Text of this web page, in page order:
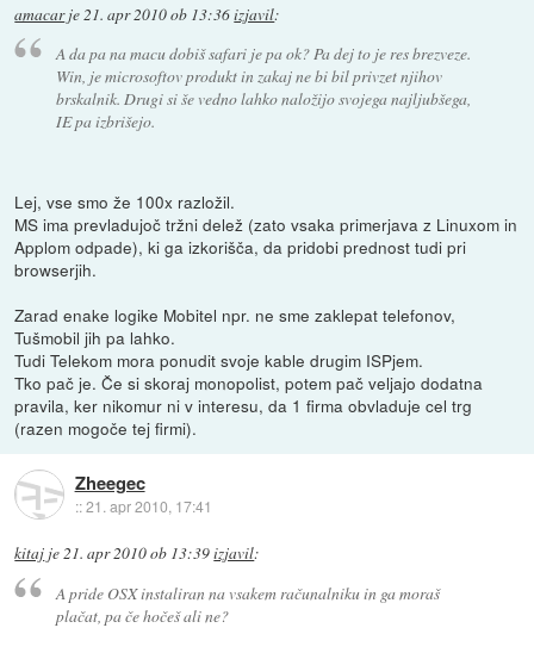
amacarje21. apr 2010 ob 13:36izjavil:
A da pa na macu dobiš safari je pa ok? Pa dej to je res brezveze.
Win, je microsoftov produkt in zakaj ne bi bil privzet njihov
brskalnik. Drugi si še vedno lahko naložijo svojega najljubšega,
IE pa izbrišejo.
Lej, vse smo že 100x razložil.
MS ima prevladujoč tržni delež (zato vsaka primerjava z Linuxom in
Applom odpade), ki ga izkorišča, da pridobi prednost tudi pri
browserjih.
Zarad enake logike Mobitel npr. ne sme zaklepat telefonov,
Tušmobil jih pa lahko.
Tudi Telekom mora ponudit svoje kable drugim ISPjem.
Tko pač je. Če si skoraj monopolist, potem pač veljajo dodatna
pravila, ker nikomur ni v interesu, da 1 firma obvladuje cel trg
(razen mogoče tej firmi).
Zheegec
::21. apr 2010, 17:41
kitaj je21. apr 2010 ob 13:39izjavil:
A pride OSX instaliran na vsakem računalniku in ga moraš
plačat, pa če hočeš ali ne?